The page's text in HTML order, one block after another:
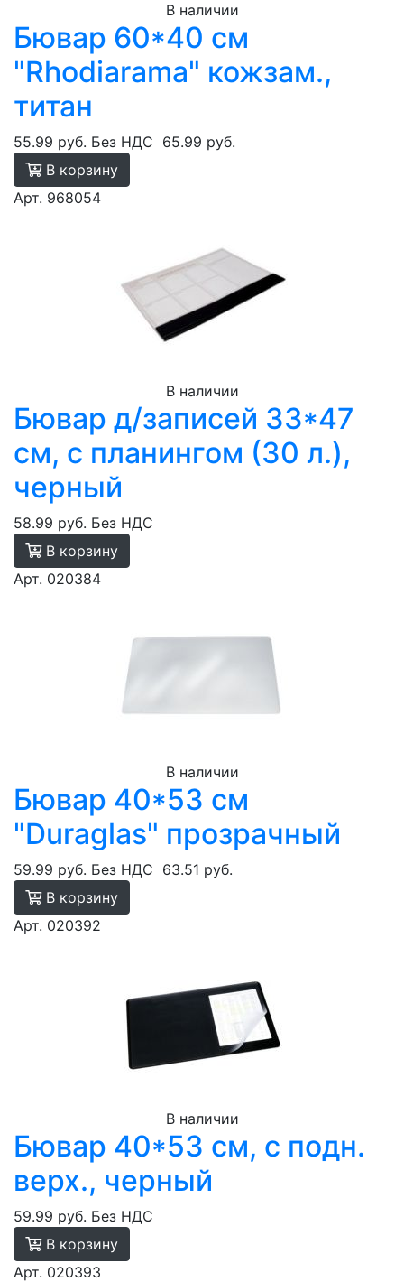
В наличии
Бювар 60*40 см
"Rhodiarama" кожзам.,
титан
55.99 руб. Без НДС 65.99 руб.
В корзину
Арт. 968054
В наличии
Бювар д/записей 33*47
см, с планингом (30 л.),
черный
58.99 руб. Без НДС
В корзину
Арт. 020384
В наличии
Бювар 40*53 см
"Duraglas" прозрачный
59.99 руб. Без НДС 63.51 руб.
В корзину
Арт. 020392
В наличии
Бювар 40*53 см, с подн.
верх., черный
59.99 руб. Без НДС
В корзину
Арт. 020393